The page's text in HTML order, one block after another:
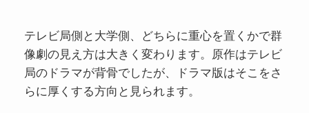
テレビ局側と大学側、どちらに重心を置くかで群
像劇の見え方は大きく変わります。原作はテレビ
局のドラマが背骨でしたが、ドラマ版はそこをさ
らに厚くする方向と見られます。